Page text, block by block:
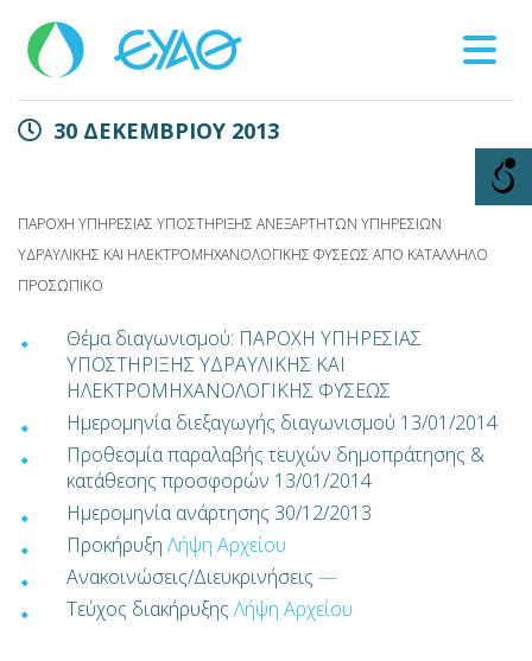
Βλάβες
11124
30 ΔΕΚΕΜΒΡΙΟΥ 2013
ΠΑΡΟΧΗ ΥΠΗΡΕΣΙΑΣ ΥΠΟΣΤΗΡΙΞΗΣ ΑΝΕΞΑΡΤΗΤΩΝ ΥΠΗΡΕΣΙΩΝ
ΥΔΡΑΥΛΙΚΗΣ ΚΑΙ ΗΛΕΚΤΡΟΜΗΧΑΝΟΛΟΓΙΚΗΣ ΦΥΣΕΩΣ ΑΠΟ ΚΑΤΑΛΛΗΛΟ
ΠΡΟΣΩΠΙΚΟ
Θέμα διαγωνισμού: ΠΑΡΟΧΗ ΥΠΗΡΕΣΙΑΣ
ΥΠΟΣΤΗΡΙΞΗΣ ΥΔΡΑΥΛΙΚΗΣ ΚΑΙ
ΗΛΕΚΤΡΟΜΗΧΑΝΟΛΟΓΙΚΗΣ ΦΥΣΕΩΣ
Ημερομηνία διεξαγωγής διαγωνισμού 13/01/2014
Προθεσμία παραλαβής τευχών δημοπράτησης &
κατάθεσης προσφορών 13/01/2014
Ημερομηνία ανάρτησης 30/12/2013
Προκήρυξη Λήψη Αρχείου
Ανακοινώσεις/Διευκρινήσεις —
Τεύχος διακήρυξης Λήψη Αρχείου